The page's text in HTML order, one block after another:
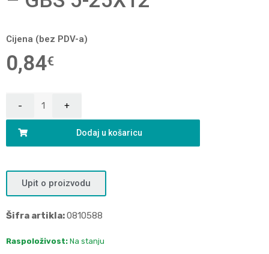
Cijena (bez PDV-a)
0,84€
Dodaj u košaricu
Upit o proizvodu
Šifra artikla:0810588
Raspoloživost: Na stanju